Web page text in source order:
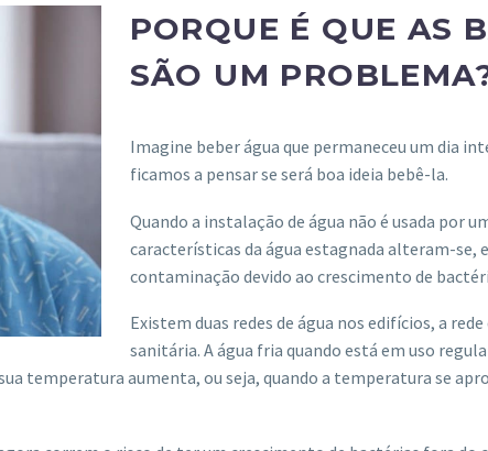
PORQUE É QUE AS
SÃO UM
Imagine beber água que permaneceu um dia
ficamos a pensar se será boa ideia bebê-la.
Quando a instalação de água não é usada por
características da água estagnada alteram-se,
contaminação devido ao crescimento de
Existem duas redes de água nos edifícios, a
sanitária. A água fria quando está em uso
temperatura aumenta, ou seja, quando a temperatura se